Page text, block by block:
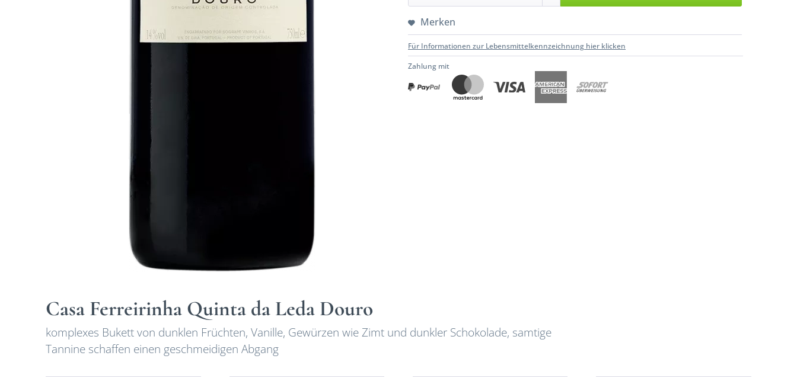
Merken
Für Informationen zur Lebensmittelkennzeichnung hier klicken
Zahlung mit
Casa Ferreirinha Quinta da Leda Douro
komplexes Bukett von dunklen Früchten, Vanille, Gewürzen wie Zimt und dunkler Schokolade, samtige
Tannine schaffen einen geschmeidigen Abgang